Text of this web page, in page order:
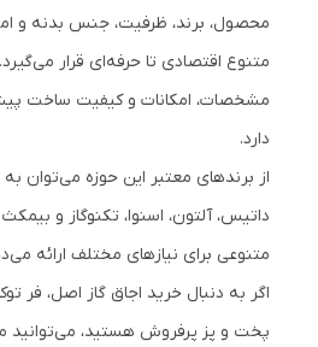
محصول، برند، ظرفیت، جنس بدنه و
متنوع اقتصادی تا حرفه‌ای قرار
مشخصات، امکانات و کیفیت ساخت
دارد.
از برندهای معتبر این حوزه می‌توان به
داتیس، آلتون، اسنوا، تکنوگاز و
متنوعی برای نیازهای مختلف ارائه
اگر به دنبال خرید اجاق گاز اصل، فر
پخت و پز پرفروش هستید، می‌توانید